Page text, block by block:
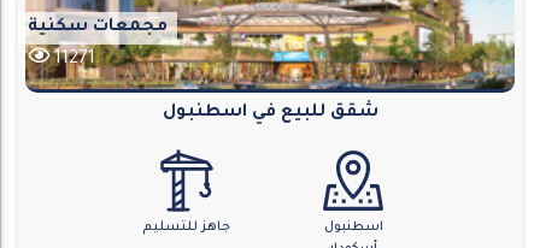
مجمعات سكنية
11271
شقق للبيع في اسطنبول
اسطنبول
جاهز للتسليم